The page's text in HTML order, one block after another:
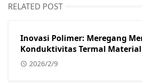
RELATED POST
Inovasi Polimer: Meregang
Konduktivitas Termal Material
2026/2/9